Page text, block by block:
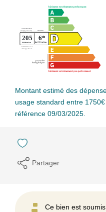
Montant estimé des
usage standard entre
référence 09/03/2025.
Partager
Ce bien est